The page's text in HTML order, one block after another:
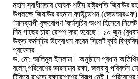
মহান স্বাধীনতার ঘোষক শহীদ রাষ্ট্রপতি জিয়াউর
উপলক্ষে জিয়াউর রহমান ফাউন্ডেশন
‘মাসব্যাপী বৃক্ষরোপণ 'কর্মসূচির অংশ হিসেবে
নিম গাছের চারা রোপণ করা হয়েছে। ১০ জুন
উক্ত কর্মসূচির উদ্বোধন করেন সিলেট কৃষি
প্রফেসর
ড. মো: আলিমুল ইসলাম। অনুষ্ঠানে প্রধান
বলেন,পরিবেশের ভারসাম্য রক্ষা, জলবায়ু পরিবর্তন
টিকিয়ে রাখতে বৃক্ষরোপণের বিকল্প নেই।